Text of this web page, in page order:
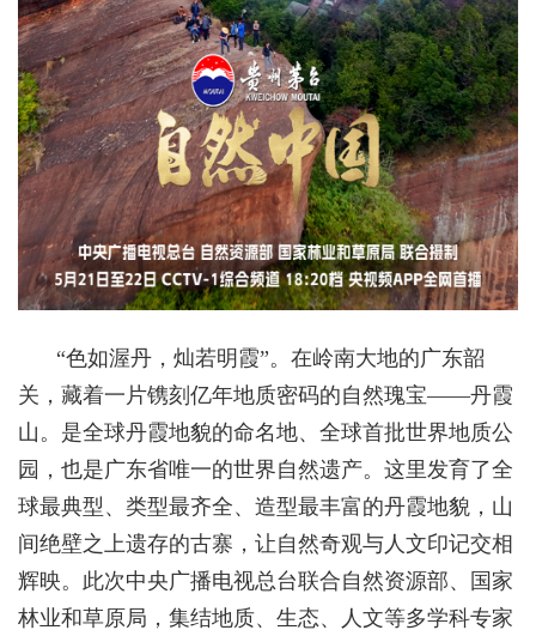
“色如渥丹，灿若明霞”。在岭南大地的广东韶
关，藏着一片镌刻亿年地质密码的自然瑰宝——丹霞
山。是全球丹霞地貌的命名地、全球首批世界地质公
园，也是广东省唯一的世界自然遗产。这里发育了全
球最典型、类型最齐全、造型最丰富的丹霞地貌，山
间绝壁之上遗存的古寨，让自然奇观与人文印记交相
辉映。此次中央广播电视总台联合自然资源部、国家
林业和草原局，集结地质、生态、人文等多学科专家